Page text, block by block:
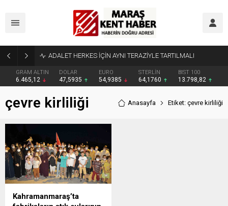
ADALET HERKES İÇİN AYNI TERAZİYLE TARTILMALI
GRAM ALTIN
6.465,12
DOLAR
47,5935
EURO
54,9385
STERLİN
64,1760
BIST 100
13.798,82
çevre kirliliği Anasayfa Etiket: çevre kirliliği
Kahramanmaraş’ta